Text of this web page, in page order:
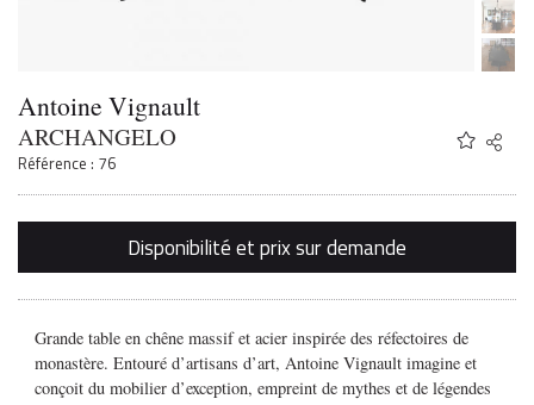
Antoine Vignault
ARCHANGELO
Référence : 76
Share
Twitter
Email
Disponibilité et prix sur demande
Grande table en chêne massif et acier inspirée des réfectoires de
monastère. Entouré d’artisans d’art, Antoine Vignault imagine et
conçoit du mobilier d’exception, empreint de mythes et de légendes